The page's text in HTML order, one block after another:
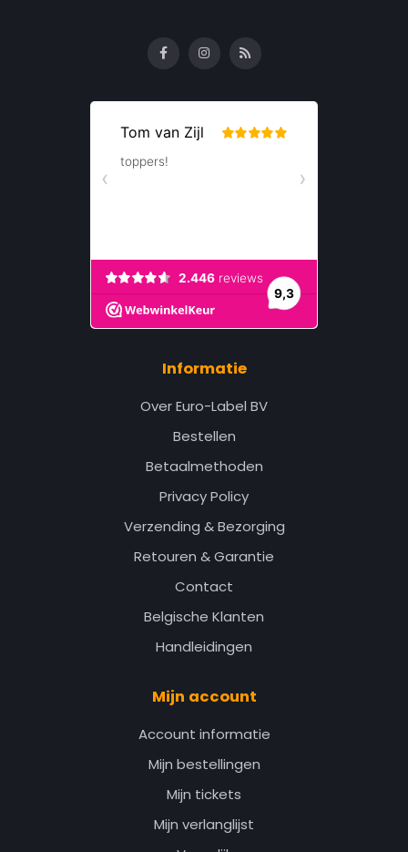
Informatie
Over Euro-Label BV
Bestellen
Betaalmethoden
Privacy Policy
Verzending & Bezorging
Retouren & Garantie
Contact
Belgische Klanten
Handleidingen
Mijn account
Account informatie
Mijn bestellingen
Mijn tickets
Mijn verlanglijst